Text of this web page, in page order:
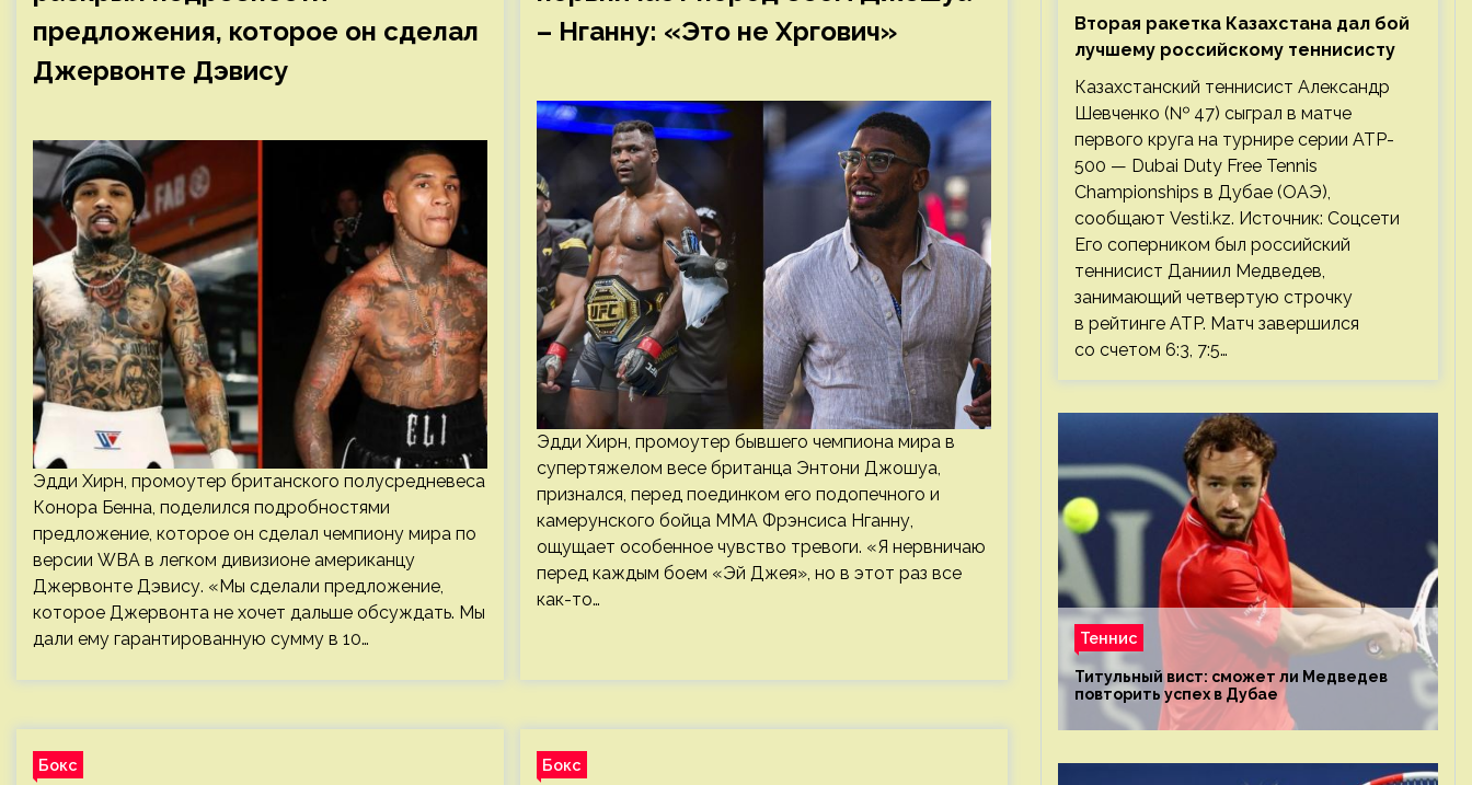
предложения, которое он сделал
Джервонте Дэвису
Эдди Хирн, промоутер британского полусредневеса
Конора Бенна, поделился подробностями
предложение, которое он сделал чемпиону мира по
версии WBA в легком дивизионе американцу
Джервонте Дэвису. «Мы сделали предложение,
которое Джервонта не хочет дальше обсуждать. Мы
дали ему гарантированную сумму в 10…
– Нганну: «Это не Хргович»
Эдди Хирн, промоутер бывшего чемпиона мира в
супертяжелом весе британца Энтони Джошуа,
признался, перед поединком его подопечного и
камерунского бойца ММА Фрэнсиса Нганну,
ощущает особенное чувство тревоги. «Я нервничаю
перед каждым боем «Эй Джея», но в этот раз все
как-то…
Бокс Бокс
Вторая ракетка Казахстана дал бой
лучшему российскому теннисисту
Казахстанский теннисист Александр
Шевченко (№ 47) сыграл в матче
первого круга на турнире серии ATP-
500 — Dubai Duty Free Tennis
Championships в Дубае (ОАЭ),
сообщают Vesti.kz. Источник: Соцсети
Его соперником был российский
теннисист Даниил Медведев,
занимающий четвертую строчку
в рейтинге ATP. Матч завершился
со счетом 6:3, 7:5…
Теннис
Титульный вист: сможет ли Медведев
повторить успех в Дубае